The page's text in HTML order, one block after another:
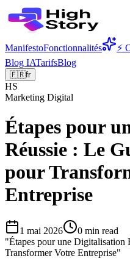
ManifestoFonctionnalités ⚡
Blog IATarifsBlog
🇫🇷fr
HS
Marketing Digital
Étapes pour
Réussie : Le
pour
Entreprise
1 mai 2026 0 min read
"Étapes pour une Digitalisation
Transformer Votre Entreprise"